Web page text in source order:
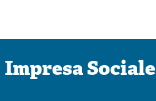
Impresa Sociale